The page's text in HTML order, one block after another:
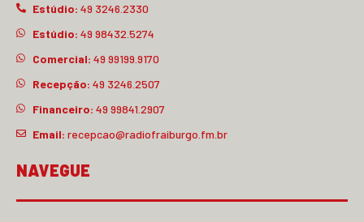
Estúdio: 49 3246.2330
Estúdio: 49 98432.5274
Comercial: 49 99199.9170
Recepção: 49 3246.2507
Financeiro: 49 99841.2907
Email: recepcao@radiofraiburgo.fm.br
NAVEGUE